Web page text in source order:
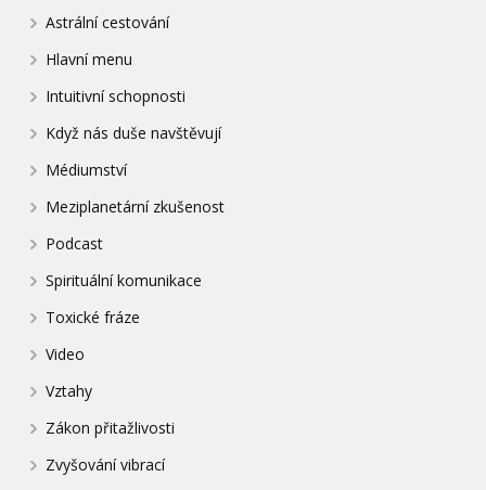
Astrální cestování
Hlavní menu
Intuitivní schopnosti
Když nás duše navštěvují
Médiumství
Meziplanetární zkušenost
Podcast
Spirituální komunikace
Toxické fráze
Video
Vztahy
Zákon přitažlivosti
Zvyšování vibrací